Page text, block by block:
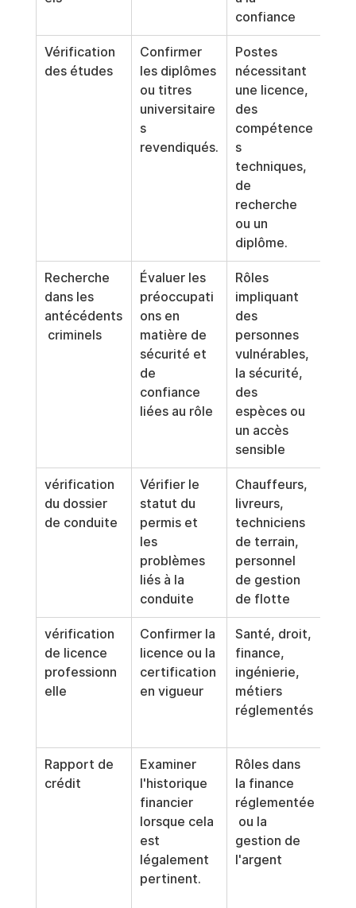
confiance
Vérification
des études
Confirmer
les diplômes
ou titres
universitaire
s
revendiqués.
Postes
nécessitant
une licence,
des
compétence
s
techniques,
de
recherche
ou un
diplôme.
Recherche
dans les
antécédents
criminels
Évaluer les
préoccupati
ons en
matière de
sécurité et
de
confiance
liées au rôle
Rôles
impliquant
des
personnes
vulnérables,
la sécurité,
des
espèces ou
un accès
sensible
vérification
du dossier
de conduite
Vérifier le
statut du
permis et
les
problèmes
liés à la
conduite
Chauffeurs,
livreurs,
techniciens
de terrain,
personnel
de gestion
de flotte
vérification
de licence
professionn
elle
Confirmer la
licence ou la
certification
en vigueur
Santé, droit,
finance,
ingénierie,
métiers
réglementés
Rapport de
crédit
Examiner
l'historique
financier
lorsque cela
est
légalement
pertinent.
Rôles dans
la finance
réglementée
ou la
gestion de
l'argent